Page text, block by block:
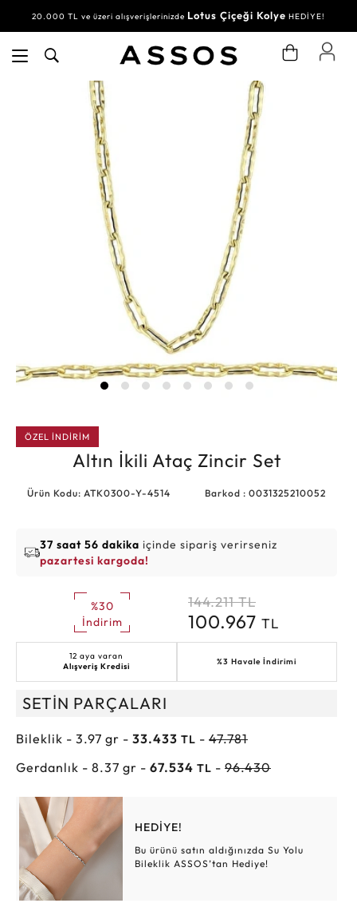
20.000 TL ve üzeri alışverişlerinizde Lotus Çiçeği Kolye HEDİYE!
ÖZEL İNDİRİM
Altın İkili Ataç Zincir Set
Ürün Kodu: ATK0300-Y-4514 Barkod : 0031325210052
37 saat 56 dakika içinde sipariş verirseniz
pazartesi kargoda!
%30
İndirim
144.211 TL
100.967 TL
12 aya varan
Alışveriş Kredisi
%3 Havale İndirimi
SETİN PARÇALARI
Bileklik - 3.97 gr - 33.433 TL - 47.781
Gerdanlık - 8.37 gr - 67.534 TL - 96.430
HEDİYE!
Bu ürünü satın aldığınızda Su Yolu
Bileklik ASSOS’tan Hediye!